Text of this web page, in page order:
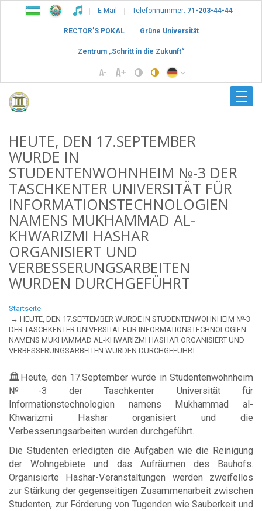
E-Mail Telefonnummer: 71-203-44-44
RECTOR’S POKAL Grüne Universität
Zentrum „Schritt in die Zukunft“
HEUTE, DEN 17.SEPTEMBER
WURDE IN
STUDENTENWOHNHEIM №-3 DER
TASCHKENTER UNIVERSITÄT FÜR
INFORMATIONSTECHNOLOGIEN
NAMENS MUKHAMMAD AL-
KHWARIZMI HASHAR
ORGANISIERT UND
VERBESSERUNGSARBEITEN
WURDEN DURCHGEFÜHRT
Startseite
HEUTE, DEN 17.SEPTEMBER WURDE IN STUDENTENWOHNHEIM №-3
DER TASCHKENTER UNIVERSITÄT FÜR INFORMATIONSTECHNOLOGIEN
NAMENS MUKHAMMAD AL-KHWARIZMI HASHAR ORGANISIERT UND
VERBESSERUNGSARBEITEN WURDEN DURCHGEFÜHRT
🏛Heute, den 17.September wurde in Studentenwohnheim
№-3 der Taschkenter Universität für
Informationstechnologien namens Mukhammad al-
Khwarizmi Hashar organisiert und die
Verbesserungsarbeiten wurden durchgeführt.
Die Studenten erledigten die Aufgaben wie die Reinigung
der Wohngebiete und das Aufräumen des Bauhofs.
Organisierte Hashar-Veranstaltungen werden zweifellos
zur Stärkung der gegenseitigen Zusammenarbeit zwischen
Studenten, zur Förderung von Tugenden wie Sauberkeit und